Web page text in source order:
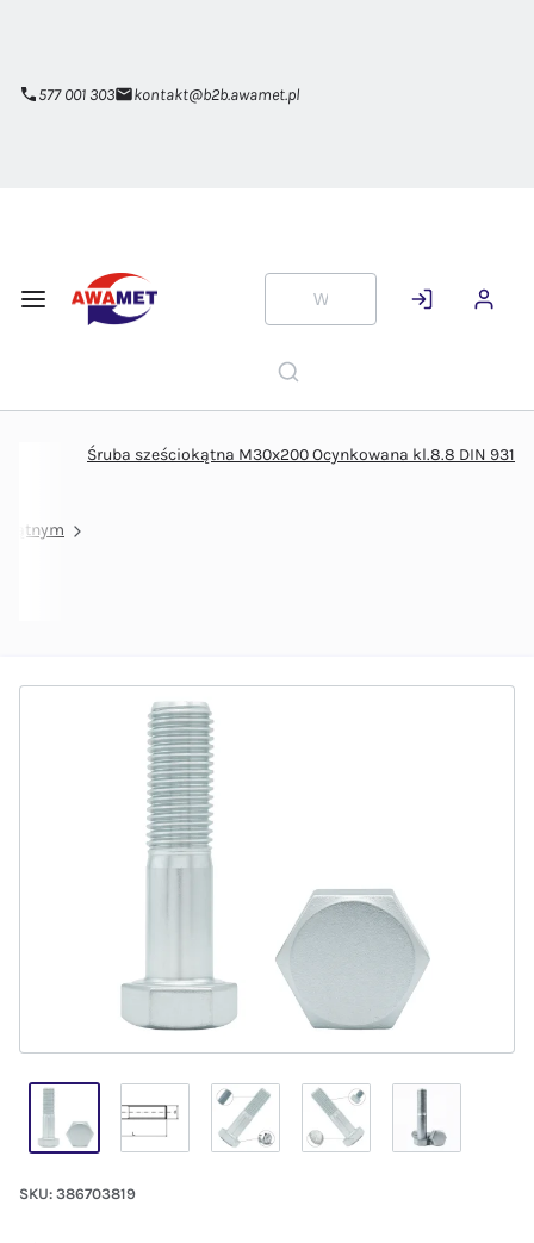
577 001 303
kontakt@b2b.awamet.pl
Śruba sześciokątna M30x200 Ocynkowana kl.8.8 DIN 931
SKU: 386703819